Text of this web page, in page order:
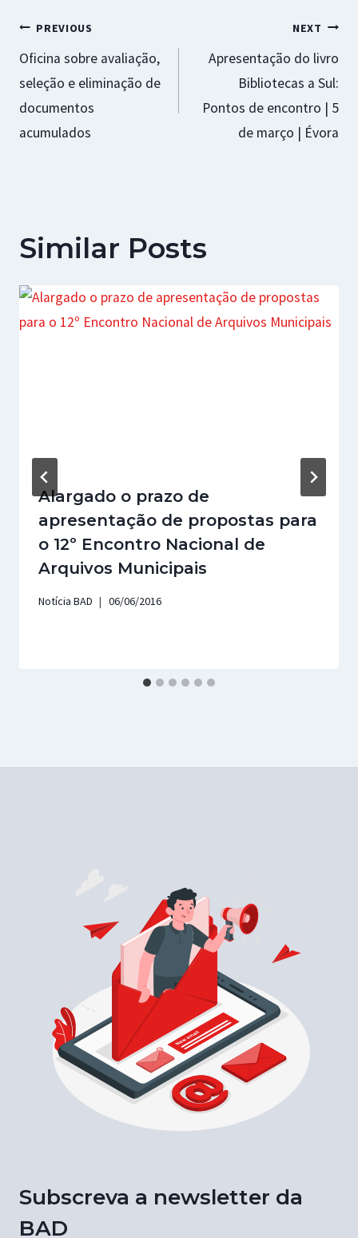
Navegação
de
artigos
PREVIOUS
Oficina sobre avaliação,
seleção e eliminação de
documentos
acumulados
NEXT
Apresentação do livro
Bibliotecas a Sul:
Pontos de encontro | 5
de março | Évora
Similar Posts
Alargado o prazo de
apresentação de propostas para
o 12º Encontro Nacional de
Arquivos Municipais
Notícia BAD 06/06/2016
Subscreva a newsletter da
BAD